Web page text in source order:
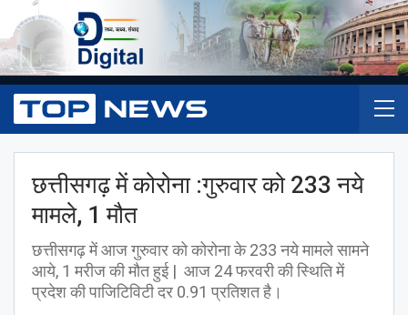
छत्तीसगढ़ में कोरोना :गुरुवार को 233 नये
मामले, 1 मौत
छत्तीसगढ़ में आज गुरुवार को कोरोना के 233 नये मामले सामने
आये, 1 मरीज की मौत हुई | आज 24 फरवरी की स्थिति में
प्रदेश की पाजिटिविटी दर 0.91 प्रतिशत है।